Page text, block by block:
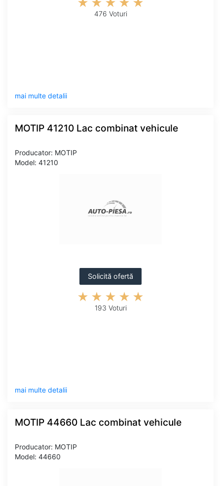
476 Voturi
mai multe detalii
MOTIP 41210 Lac combinat vehicule
Producator: MOTIP
Model: 41210
Solicită ofertă
193 Voturi
mai multe detalii
MOTIP 44660 Lac combinat vehicule
Producator: MOTIP
Model: 44660